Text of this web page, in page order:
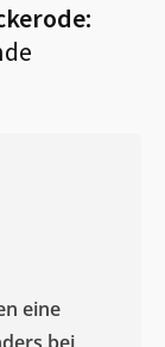
:
eine